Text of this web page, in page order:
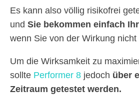
Es kann also völlig risikofrei
und Sie bekommen einfach
wenn Sie von der Wirkung
Um die Wirksamkeit zu
sollte Performer 8 jedoch über
Zeitraum getestet werden.